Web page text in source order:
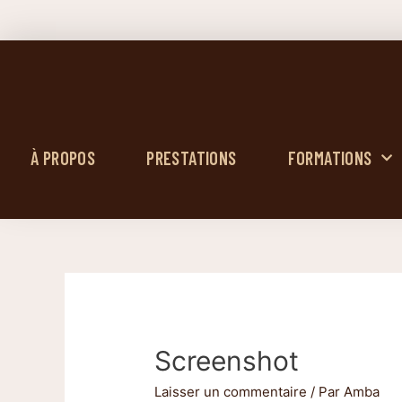
À PROPOS PRESTATIONS FORMATIONS
Screenshot
Laisser un commentaire / ParAmba